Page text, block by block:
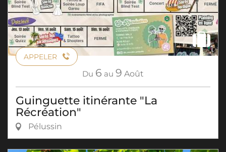
APPELER
Du 6 au 9 Août
Guinguette itinérante "La
Récréation"
Pélussin